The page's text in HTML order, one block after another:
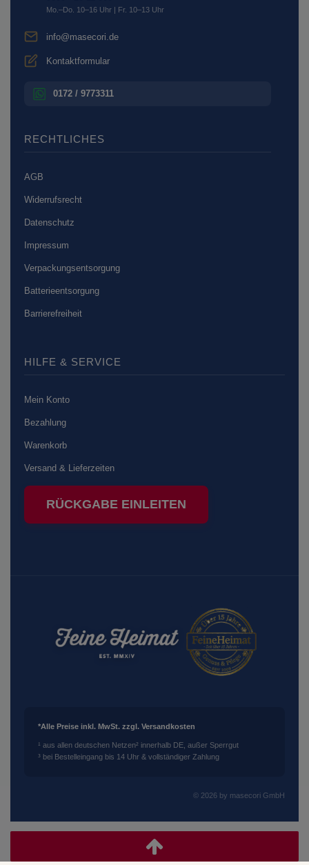
Mo.–Do. 10–16 Uhr | Fr. 10–13 Uhr
info@masecori.de
Kontaktformular
0172 / 9773311
RECHTLICHES
AGB
Widerrufsrecht
Datenschutz
Impressum
Verpackungsentsorgung
Batterieentsorgung
Barrierefreiheit
HILFE & SERVICE
Mein Konto
Bezahlung
Warenkorb
Versand & Lieferzeiten
RÜCKGABE EINLEITEN
*Alle Preise inkl. MwSt. zzgl. Versandkosten
¹ aus allen deutschen Netzen² innerhalb DE, außer Sperrgut
³ bei Bestelleingang bis 14 Uhr & vollständiger Zahlung
© 2026 by masecori GmbH